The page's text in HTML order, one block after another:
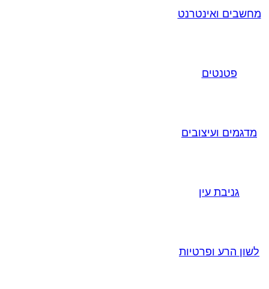
מחשבים ואינטרנט
פטנטים
מדגמים ועיצובים
גניבת עין
לשון הרע ופרטיות